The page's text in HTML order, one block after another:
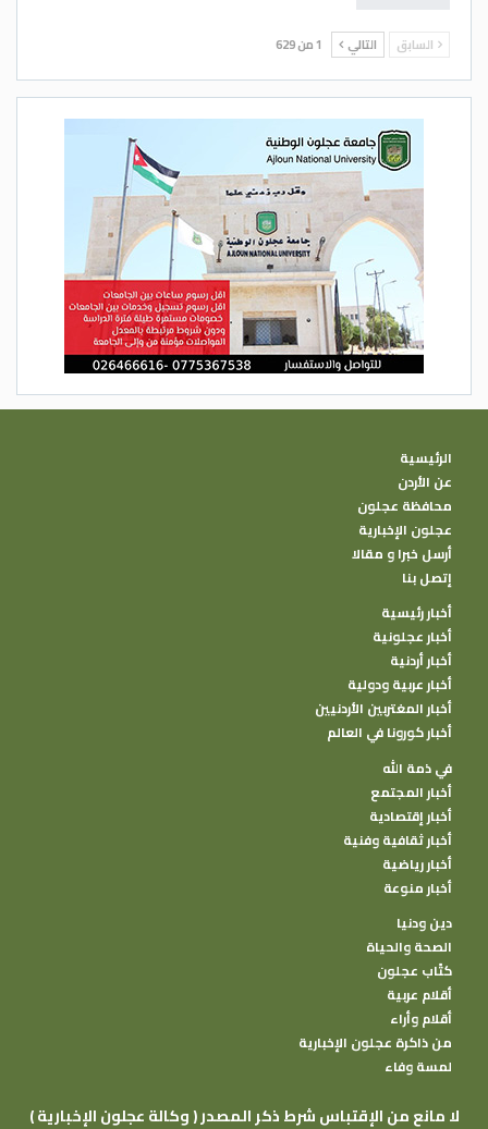
السابق التالي 1 من 629
الرئيسية
عن الأردن
محافظة عجلون
عجلون الإخبارية
أرسل خبرا و مقالا
إتصل بنا
أخبار رئيسية
أخبار عجلونية
أخبار أردنية
أخبار عربية ودولية
أخبار المغتربين الأردنيين
أخبار كورونا في العالم
في ذمة الله
أخبار المجتمع
أخبار إقتصادية
أخبار ثقافية وفنية
أخبار رياضية
أخبار منوعة
دين ودنيا
الصحة والحياة
كتًاب عجلون
أقلام عربية
أقلام وأراء
من ذاكرة عجلون الإخبارية
لمسة وفاء
( وكالة عجلون الإخبارية ) لا مانع من الإقتباس شرط ذكر المصدر